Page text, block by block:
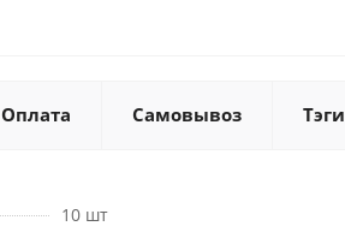
Оплата Самовывоз Тэги
10 шт